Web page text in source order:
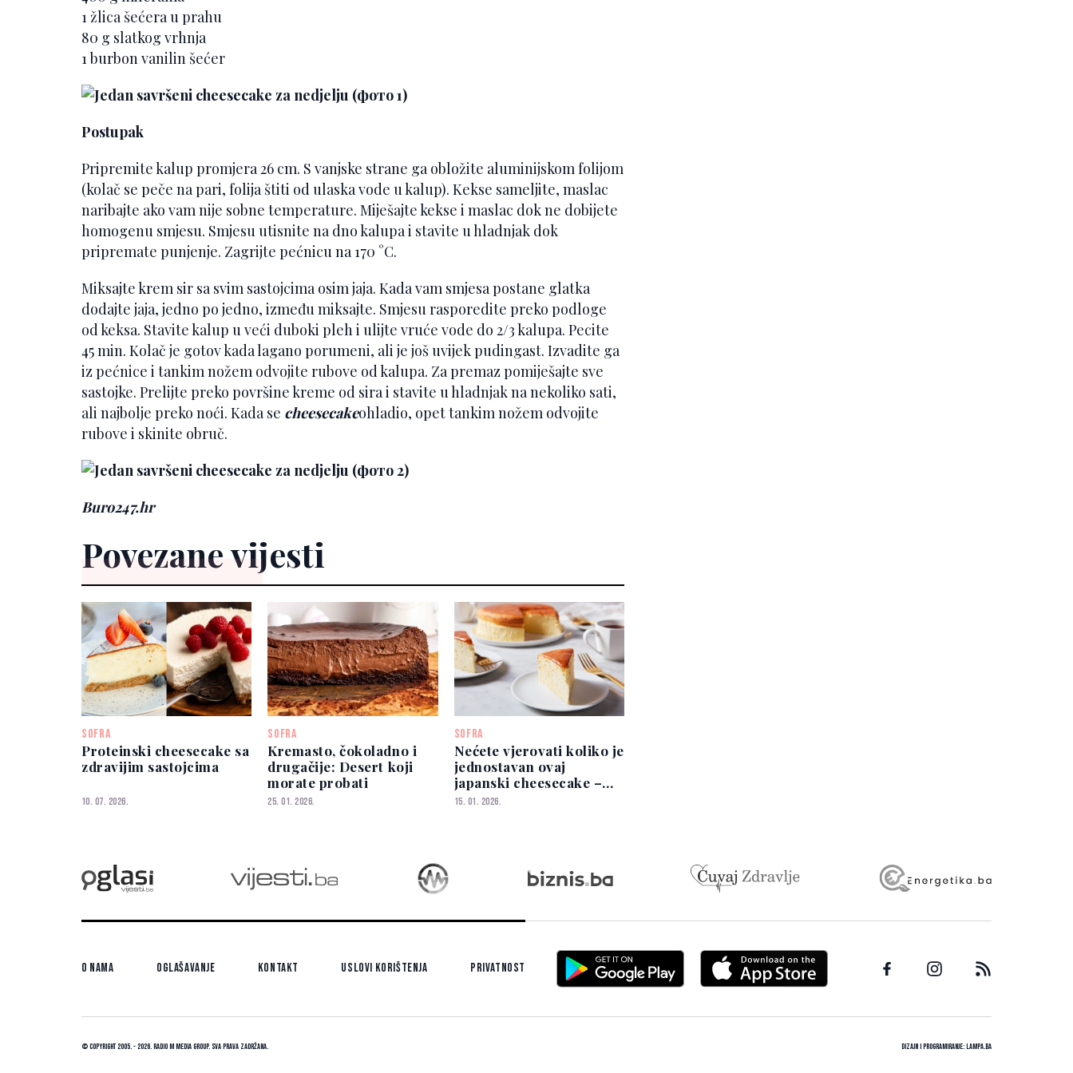
1 žlica šećera u prahu
80 g slatkog vrhnja
1 burbon vanilin šećer
Postupak
Pripremite kalup promjera 26 cm. S vanjske strane ga obložite aluminijskom folijom
(kolač se peče na pari, folija štiti od ulaska vode u kalup). Kekse sameljite, maslac
naribajte ako vam nije sobne temperature. Miješajte kekse i maslac dok ne dobijete
homogenu smjesu. Smjesu utisnite na dno kalupa i stavite u hladnjak dok
pripremate punjenje. Zagrijte pećnicu na 170 °C.
Miksajte krem sir sa svim sastojcima osim jaja. Kada vam smjesa postane glatka
dodajte jaja, jedno po jedno, između miksajte. Smjesu rasporedite preko podloge
od keksa. Stavite kalup u veći duboki pleh i ulijte vruće vode do 2/3 kalupa. Pecite
45 min. Kolač je gotov kada lagano porumeni, ali je još uvijek pudingast. Izvadite ga
iz pećnice i tankim nožem odvojite rubove od kalupa. Za premaz pomiješajte sve
sastojke. Prelijte preko površine kreme od sira i stavite u hladnjak na nekoliko sati,
ali najbolje preko noći. Kada se cheesecakeohladio, opet tankim nožem odvojite
rubove i skinite obruč.
Buro247.hr
Povezane vijesti
SOFRA
Proteinski cheesecake sa
zdravijim sastojcima
10. 07. 2026.
SOFRA
Kremasto, čokoladno i
drugačije: Desert koji
morate probati
25. 01. 2026.
SOFRA
Nećete vjerovati koliko je
jednostavan ovaj
japanski cheesecake –
gotov za 10 minuta
15. 01. 2026.
O nama Oglašavanje Kontakt Uslovi korištenja Privatnost
© Copyright 2005. - 2026. Radio M Media Group.Sva prava zadržana. Dizajn i programiranje:Lampa.ba